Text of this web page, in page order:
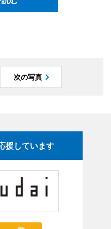
次の写真
援しています